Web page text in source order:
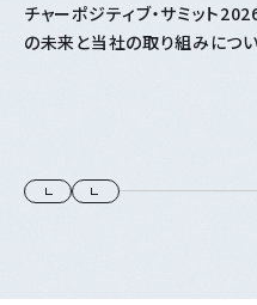
チャーポジティブ・サミット
の未来と当社の取り組みにつ